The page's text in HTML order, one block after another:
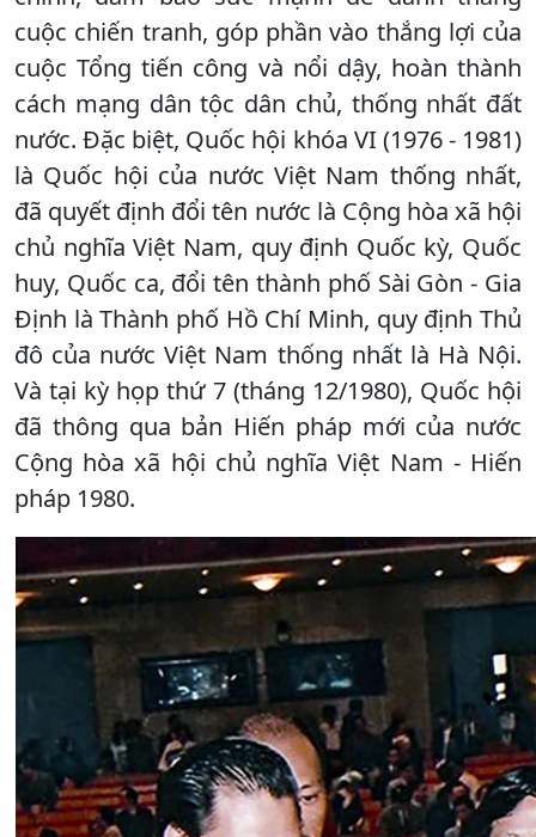
cuộc chiến tranh, góp phần vào thắng lợi của
cuộc Tổng tiến công và nổi dậy, hoàn thành
cách mạng dân tộc dân chủ, thống nhất đất
nước. Đặc biệt, Quốc hội khóa VI (1976 - 1981)
là Quốc hội của nước Việt Nam thống nhất,
đã quyết định đổi tên nước là Cộng hòa xã hội
chủ nghĩa Việt Nam, quy định Quốc kỳ, Quốc
huy, Quốc ca, đổi tên thành phố Sài Gòn - Gia
Định là Thành phố Hồ Chí Minh, quy định Thủ
đô của nước Việt Nam thống nhất là Hà Nội.
Và tại kỳ họp thứ 7 (tháng 12/1980), Quốc hội
đã thông qua bản Hiến pháp mới của nước
Cộng hòa xã hội chủ nghĩa Việt Nam - Hiến
pháp 1980.